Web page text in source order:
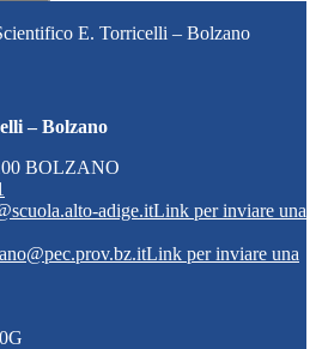
E. Torricelli – Bolzano
– Bolzano
BOLZANO
adige.itLink per inviare una
Link per inviare una